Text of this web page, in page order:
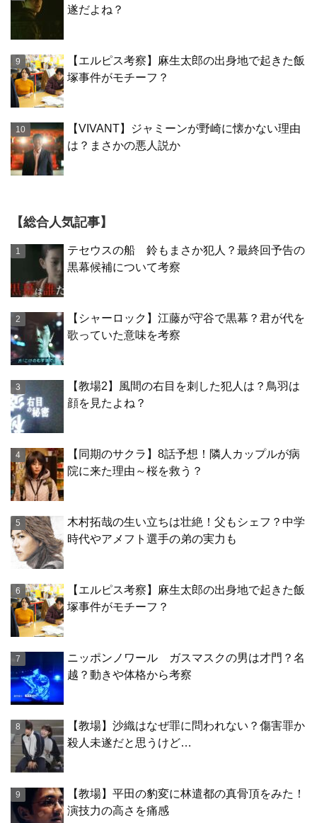
遂だよね？
【エルピス考察】麻生太郎の出身地で起きた飯
塚事件がモチーフ？
【VIVANT】ジャミーンが野崎に懐かない理由
は？まさかの悪人説か
【総合人気記事】
テセウスの船 鈴もまさか犯人？最終回予告の
黒幕候補について考察
【シャーロック】江藤が守谷で黒幕？君が代を
歌っていた意味を考察
【教場2】風間の右目を刺した犯人は？鳥羽は
顔を見たよね？
【同期のサクラ】8話予想！隣人カップルが病
院に来た理由～桜を救う？
木村拓哉の生い立ちは壮絶！父もシェフ？中学
時代やアメフト選手の弟の実力も
【エルピス考察】麻生太郎の出身地で起きた飯
塚事件がモチーフ？
ニッポンノワール ガスマスクの男は才門？名
越？動きや体格から考察
【教場】沙織はなぜ罪に問われない？傷害罪か
殺人未遂だと思うけど…
【教場】平田の豹変に林遣都の真骨頂をみた！
演技力の高さを痛感